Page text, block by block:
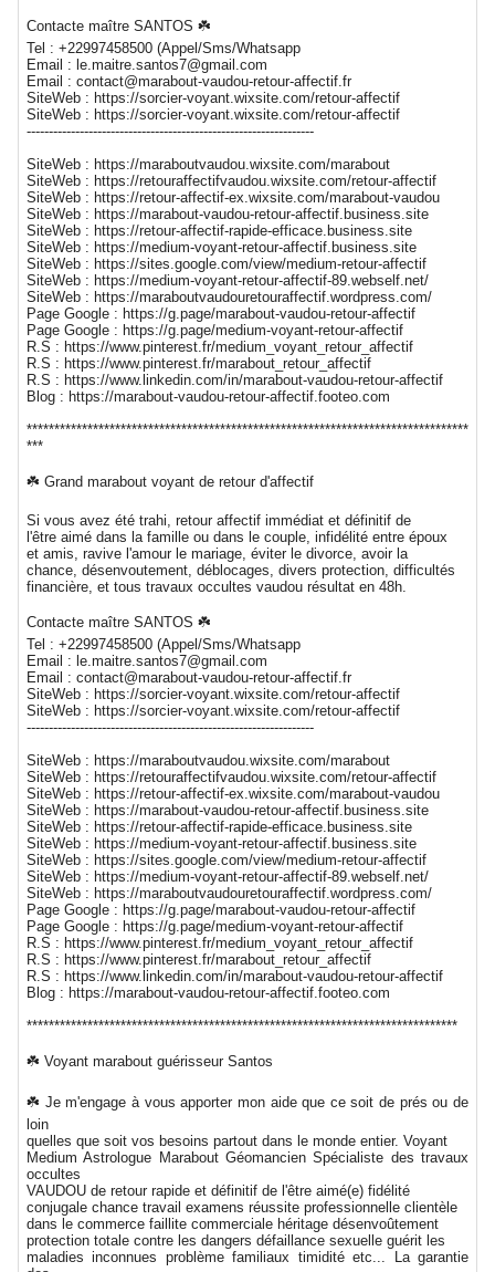
Contacte maître SANTOS ☘️
Tel : +22997458500 (Appel/Sms/Whatsapp
Email : le.maitre.santos7@gmail.com
Email : contact@marabout-vaudou-retour-affectif.fr
SiteWeb : https://sorcier-voyant.wixsite.com/retour-affectif
SiteWeb : https://sorcier-voyant.wixsite.com/retour-affectif
-----------------------------------------------------------------
SiteWeb : https://maraboutvaudou.wixsite.com/marabout
SiteWeb : https://retouraffectifvaudou.wixsite.com/retour-affectif
SiteWeb : https://retour-affectif-ex.wixsite.com/marabout-vaudou
SiteWeb : https://marabout-vaudou-retour-affectif.business.site
SiteWeb : https://retour-affectif-rapide-efficace.business.site
SiteWeb : https://medium-voyant-retour-affectif.business.site
SiteWeb : https://sites.google.com/view/medium-retour-affectif
SiteWeb : https://medium-voyant-retour-affectif-89.webself.net/
SiteWeb : https://maraboutvaudouretouraffectif.wordpress.com/
Page Google : https://g.page/marabout-vaudou-retour-affectif
Page Google : https://g.page/medium-voyant-retour-affectif
R.S : https://www.pinterest.fr/medium_voyant_retour_affectif
R.S : https://www.pinterest.fr/marabout_retour_affectif
R.S : https://www.linkedin.com/in/marabout-vaudou-retour-affectif
Blog : https://marabout-vaudou-retour-affectif.footeo.com
********************************************************************************
***
☘️ Grand marabout voyant de retour d'affectif
Si vous avez été trahi, retour affectif immédiat et définitif de
l'être aimé dans la famille ou dans le couple, infidélité entre époux
et amis, ravive l'amour le mariage, éviter le divorce, avoir la
chance, désenvoutement, déblocages, divers protection, difficultés
financière, et tous travaux occultes vaudou résultat en 48h.
Contacte maître SANTOS ☘️
Tel : +22997458500 (Appel/Sms/Whatsapp
Email : le.maitre.santos7@gmail.com
Email : contact@marabout-vaudou-retour-affectif.fr
SiteWeb : https://sorcier-voyant.wixsite.com/retour-affectif
SiteWeb : https://sorcier-voyant.wixsite.com/retour-affectif
-----------------------------------------------------------------
SiteWeb : https://maraboutvaudou.wixsite.com/marabout
SiteWeb : https://retouraffectifvaudou.wixsite.com/retour-affectif
SiteWeb : https://retour-affectif-ex.wixsite.com/marabout-vaudou
SiteWeb : https://marabout-vaudou-retour-affectif.business.site
SiteWeb : https://retour-affectif-rapide-efficace.business.site
SiteWeb : https://medium-voyant-retour-affectif.business.site
SiteWeb : https://sites.google.com/view/medium-retour-affectif
SiteWeb : https://medium-voyant-retour-affectif-89.webself.net/
SiteWeb : https://maraboutvaudouretouraffectif.wordpress.com/
Page Google : https://g.page/marabout-vaudou-retour-affectif
Page Google : https://g.page/medium-voyant-retour-affectif
R.S : https://www.pinterest.fr/medium_voyant_retour_affectif
R.S : https://www.pinterest.fr/marabout_retour_affectif
R.S : https://www.linkedin.com/in/marabout-vaudou-retour-affectif
Blog : https://marabout-vaudou-retour-affectif.footeo.com
******************************************************************************
☘️ Voyant marabout guérisseur Santos
☘️ Je m'engage à vous apporter mon aide que ce soit de prés ou de
loin
quelles que soit vos besoins partout dans le monde entier. Voyant
Medium Astrologue Marabout Géomancien Spécialiste des travaux
occultes
VAUDOU de retour rapide et définitif de l'être aimé(e) fidélité
conjugale chance travail examens réussite professionnelle clientèle
dans le commerce faillite commerciale héritage désenvoûtement
protection totale contre les dangers défaillance sexuelle guérit les
maladies inconnues problème familiaux timidité etc... La garantie